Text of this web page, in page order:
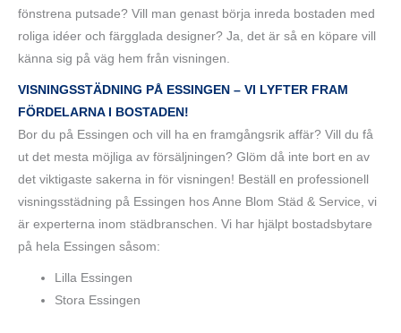
fönstrena putsade? Vill man genast börja inreda bostaden med
roliga idéer och färgglada designer? Ja, det är så en köpare vill
känna sig på väg hem från visningen.
VISNINGSSTÄDNING PÅ ESSINGEN – VI LYFTER FRAM
FÖRDELARNA I BOSTADEN!
Bor du på Essingen och vill ha en framgångsrik affär? Vill du få
ut det mesta möjliga av försäljningen? Glöm då inte bort en av
det viktigaste sakerna in för visningen! Beställ en professionell
visningsstädning på Essingen hos Anne Blom Städ & Service, vi
är experterna inom städbranschen. Vi har hjälpt bostadsbytare
på hela Essingen såsom:
Lilla Essingen
Stora Essingen